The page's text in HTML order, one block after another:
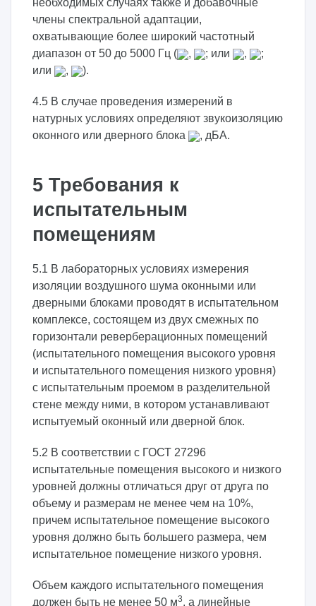
члены спектральной адаптации,
охватывающие более широкий частотный
диапазон от 50 до 5000 Гц (
, ; или ,
;
или
, ).
4.5 В случае проведения измерений в
натурных условиях определяют звукоизоляцию
оконного или дверного блока
, дБА.
5 Требования к
испытательным
помещениям
5.1 В лабораторных условиях измерения
изоляции воздушного шума оконными или
дверными блоками проводят в испытательном
комплексе, состоящем из двух смежных по
горизонтали реверберационных помещений
(испытательного помещения высокого уровня
и испытательного помещения низкого уровня)
с испытательным проемом в разделительной
стене между ними, в котором устанавливают
испытуемый оконный или дверной блок.
5.2 В соответствии с ГОСТ 27296
испытательные помещения высокого и низкого
уровней должны отличаться друг от друга по
объему и размерам не менее чем на 10%,
причем испытательное помещение высокого
уровня должно быть большего размера, чем
испытательное помещение низкого уровня.
Объем каждого испытательного помещения
должен быть не менее 50 м3, а линейные